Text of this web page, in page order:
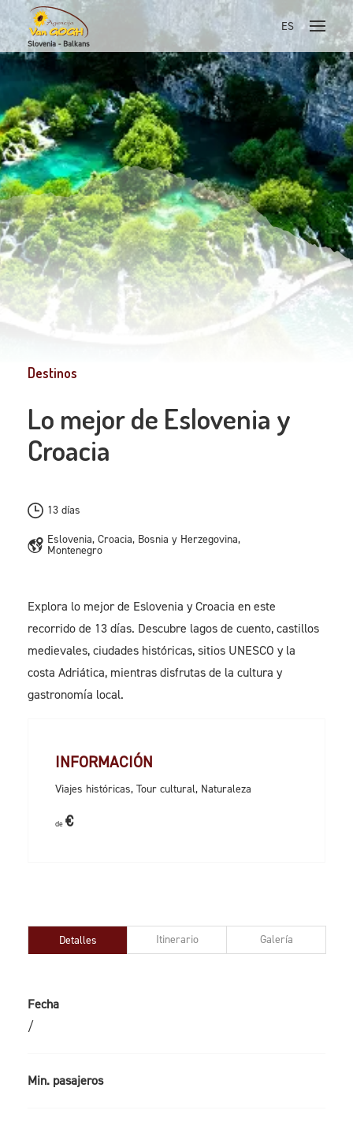
Slovenia - Balkans
Skoči na vsebino
ES
Destinos
Lo mejor de Eslovenia y
Croacia
13 días
Eslovenia, Croacia, Bosnia y Herzegovina,
Montenegro
Explora lo mejor de Eslovenia y Croacia en este
recorrido de 13 días. Descubre lagos de cuento, castillos
medievales, ciudades históricas, sitios UNESCO y la
costa Adriática, mientras disfrutas de la cultura y
gastronomía local.
INFORMACIÓN
Viajes históricas, Tour cultural, Naturaleza
de €
Detalles Itinerario Galería
Fecha
/
Min. pasajeros